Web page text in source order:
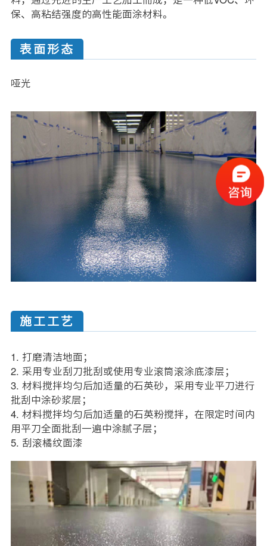
保、高粘结强度的高性能面涂材料。
表面形态
哑光
施工工艺
1. 打磨清洁地面；
2. 采用专业刮刀批刮或使用专业滚筒滚涂底漆层；
3. 材料搅拌均匀后加适量的石英砂，采用专业平刀进行
批刮中涂砂浆层；
4. 材料搅拌均匀后加适量的石英粉搅拌，在限定时间内
用平刀全面批刮一遍中涂腻子层；
5. 刮滚橘纹面漆